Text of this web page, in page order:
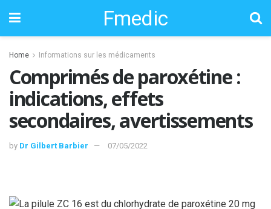
Fmedic
Home Informations sur les médicaments
Comprimés de paroxétine :
indications, effets
secondaires, avertissements
by Dr Gilbert Barbier 07/05/2022